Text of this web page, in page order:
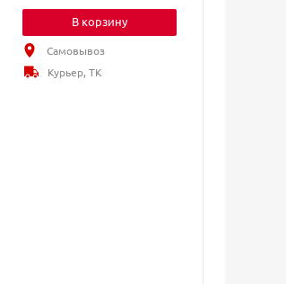
В корзину
Самовывоз
Курьер, ТК